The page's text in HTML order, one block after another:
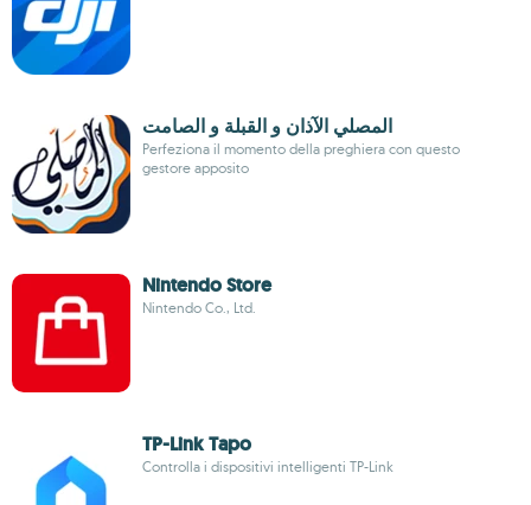
المصلي الآذان و القبلة و الصامت
Perfeziona il momento della preghiera con questo
gestore apposito
Nintendo Store
Nintendo Co., Ltd.
TP-Link Tapo
Controlla i dispositivi intelligenti TP-Link